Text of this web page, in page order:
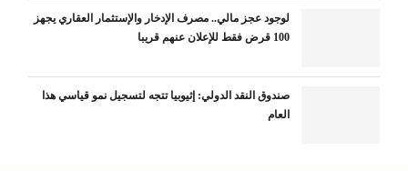
لوجود عجز مالي.. مصرف الإدخار والإستثمار العقاري يجهز
100 قرض فقط للإعلان عنهم قريبا
صندوق النقد الدولي: إثيوبيا تتجه لتسجيل نمو قياسي هذا
العام